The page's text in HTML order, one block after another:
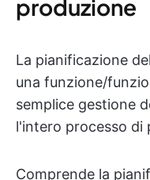
produzione
La pianificazione
una funzione/
semplice gestione
l'intero processo di
Comprende la